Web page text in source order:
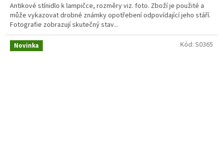
Antikové stínidlo k lampičce, rozměry viz. foto. Zboží je použité a
může vykazovat drobné známky opotřebení odpovídající jeho stáří.
Fotografie zobrazují skutečný stav...
Novinka Kód: S0365